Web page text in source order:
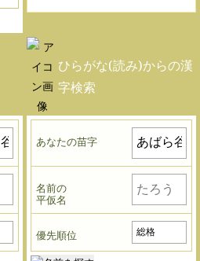
ひらがな(読み)からの漢
字検索
あなたの苗字
名前の
平仮名
優先順位